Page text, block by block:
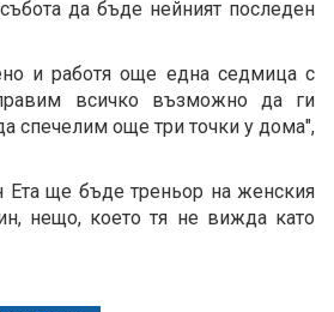
да бъде нейният последен
и работя още една седмица с
всичко възможно да ги
спечелим още три точки у дома",
Ета ще бъде треньор на женския
нещо, което тя не вижда като